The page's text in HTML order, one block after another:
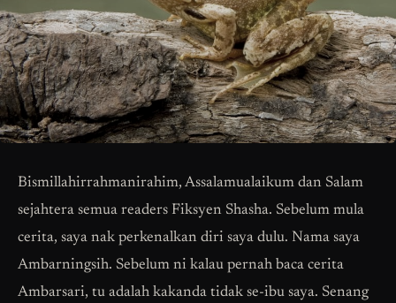
Bismillahirrahmanirahim, Assalamualaikum dan Salam
sejahtera semua readers Fiksyen Shasha. Sebelum mula
cerita, saya nak perkenalkan diri saya dulu. Nama saya
Ambarningsih. Sebelum ni kalau pernah baca cerita
Ambarsari, tu adalah kakanda tidak se-ibu saya. Senang